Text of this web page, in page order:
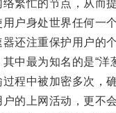
忙的节点，从而提
身处世界任何一个
注重保护用户的个
最为知名的是“洋葱
中被加密多次，确
上网活动，更不会